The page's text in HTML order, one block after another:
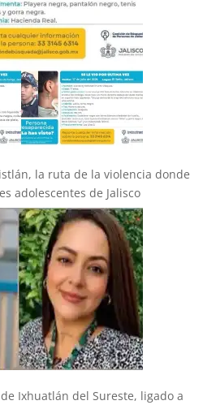
la ruta de la violencia donde
adolescentes de Jalisco
Ixhuatlán del Sureste, ligado a